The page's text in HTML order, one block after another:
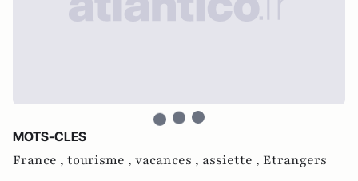
MOTS-CLES
France , tourisme , vacances , assiette , Etrangers